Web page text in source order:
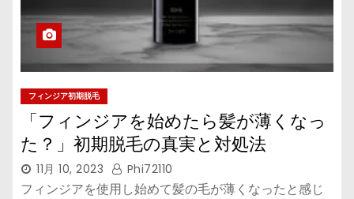
フィンジア初期脱毛
「フィンジアを始めたら髪が薄くなっ
た？」初期脱毛の真実と対処法
11月 10, 2023 Phi72110
フィンジアを使用し始めて髪の毛が薄くなったと感じ